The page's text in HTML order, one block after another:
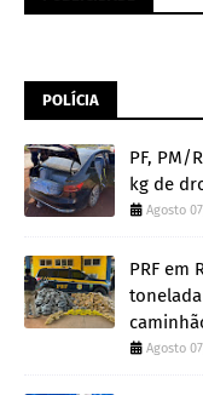
POLÍCIA
PF, PM/
kg de
Agosto
PRF em
Agosto